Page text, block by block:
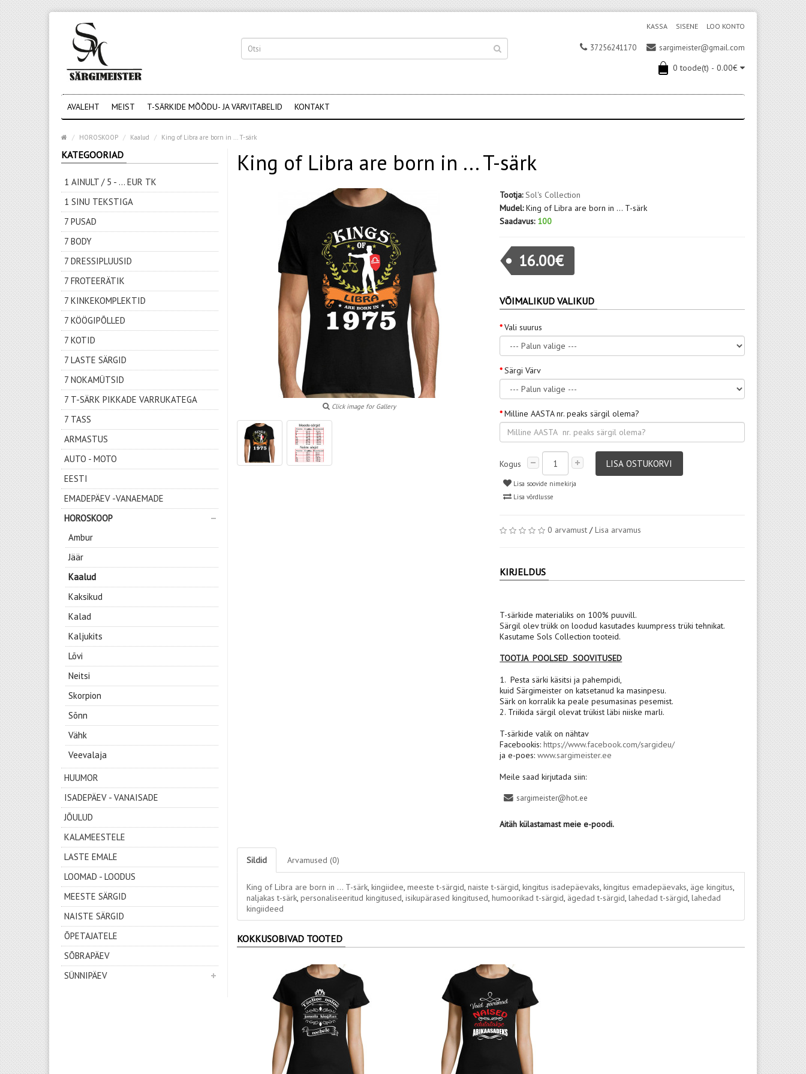
SISENE LOO KONTO
KASSA
37256241170 sargimeister@gmail.com
0 toode(t) - 0.00€
AVALEHT MEIST T-SÄRKIDE MÕÕDU- JA VÄRVITABELID KONTAKT
HOROSKOOP Kaalud King of Libra are born in ... T-särk
KATEGOORIAD
1 AINULT / 5 - ... EUR TK
1 SINU TEKSTIGA
7 PUSAD
7 BODY
7 DRESSIPLUUSID
7 FROTEERÄTIK
7 KINKEKOMPLEKTID
7 KÖÖGIPÕLLED
7 KOTID
7 LASTE SÄRGID
7 NOKAMÜTSID
7 T-SÄRK PIKKADE VARRUKATEGA
7 TASS
ARMASTUS
AUTO - MOTO
EESTI
EMADEPÄEV -VANAEMADE
HOROSKOOP
Ambur
Jäär
Kaalud
Kaksikud
Kalad
Kaljukits
Lõvi
Neitsi
Skorpion
Sõnn
Vähk
Veevalaja
HUUMOR
ISADEPÄEV - VANAISADE
JÕULUD
KALAMEESTELE
LASTE EMALE
LOOMAD - LOODUS
MEESTE SÄRGID
NAISTE SÄRGID
ÕPETAJATELE
SÕBRAPÄEV
SÜNNIPÄEV
King of Libra are born in ... T-särk
Click image for Gallery
Tootja: Sol's Collection
Mudel: King of Libra are born in ... T-särk
Saadavus: 100
16.00€
VÕIMALIKUD VALIKUD
Vali suurus
Särgi Värv
Milline AASTA nr. peaks särgil olema?
Kogus LISA OSTUKORVI
Lisa soovide nimekirja
Lisa võrdlusse
0 arvamust /Lisa arvamus
KIRJELDUS
T-särkide materialiks on 100% puuvill.
Särgil olev trükk on loodud kasutades kuumpress trüki tehnikat.
Kasutame Sols Collection tooteid.
TOOTJA POOLSED SOOVITUSED
1. Pesta särki käsitsi ja pahempidi,
kuid Särgimeister on katsetanud ka masinpesu.
Särk on korralik ka peale pesumasinas pesemist.
2. Triikida särgil olevat trükist läbi niiske marli.
T-särkide valik on nähtav
Facebookis:https://www.facebook.com/sargideu/
ja e-poes:www.sargimeister.ee
Meile saad kirjutada siin:
sargimeister@hot.ee
Aitäh külastamast meie e-poodi.
Sildid Arvamused (0)
King of Libra are born in ... T-särk, kingiidee, meeste t-särgid, naiste t-särgid, kingitus isadepäevaks, kingitus emadepäevaks, äge kingitus,
naljakas t-särk, personaliseeritud kingitused, isikupärased kingitused, humoorikad t-särgid, ägedad t-särgid, lahedad t-särgid, lahedad
kingiideed
KOKKUSOBIVAD TOOTED